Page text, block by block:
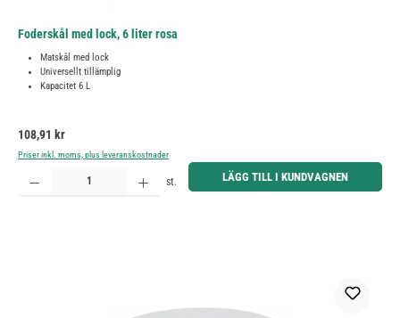
Foderskål med lock, 6 liter rosa
Matskål med lock
Universellt tillämplig
Kapacitet 6 L
Ordinarie pris:
108,91 kr
Priser inkl. moms, plus leveranskostnader
Produktkvantitet: Ange önskat belopp eller använd knapparna för att öka eller minska kvantiteten.
st. LÄGG TILL I KUNDVAGNEN